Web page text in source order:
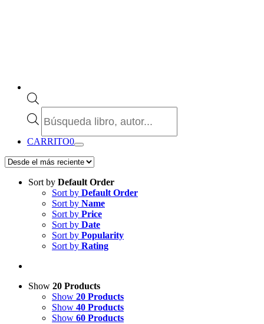
de
CARRITO0
Sort by Default Order
Sort by Default Order
Sort by Name
Sort by Price
Sort by Date
Sort by Popularity
Sort by Rating
Show 20 Products
Show 20 Products
Show 40 Products
Show 60 Products